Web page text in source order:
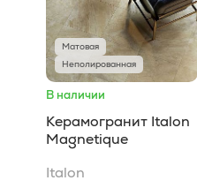
Матовая
Неполированная
В наличии
Керамогранит Italon
Magnetique
Italon